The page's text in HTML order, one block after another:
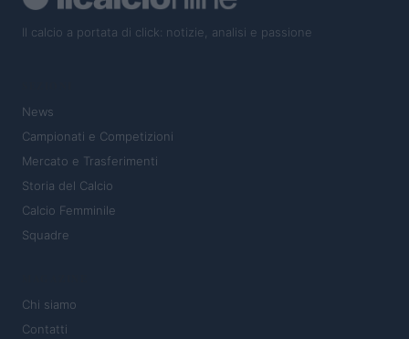
Il calcio a portata di click: notizie, analisi e passione
News
Campionati e Competizioni
Mercato e Trasferimenti
Storia del Calcio
Calcio Femminile
Squadre
Chi siamo
Contatti